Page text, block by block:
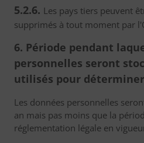
5.2.6. Les pays tiers peuvent
supprimés à tout moment par
6. Période pendant
personnelles seront
utilisés pour
Les données personnelles
an mais pas moins que la
réglementation légale en